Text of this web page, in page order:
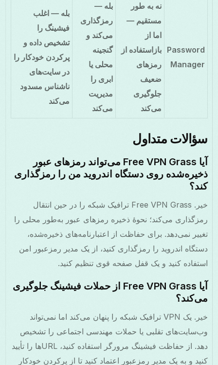
Password
Manager
نه به طور
مستقیم —
اما از
بازاستفاده از
رمزهای
ضعیف
جلوگیری
می‌کند
بله —
رمزگذاری
می‌کند و
گنجینه
محلی یا
ابری را
مدیریت
می‌کند
بله — اغلب
فیشینگ را
تشخیص داده و
پرکردن خودکار را
در سایت‌های
ناشناس مسدود
می‌کند
سؤالات متداول
آیا Free VPN Grass می‌تواند رمزهای عبور
ذخیره‌شده روی دستگاه اندروید من را رمزگذاری
کند؟
خیر. Free VPN Grass ترافیک شبکه را در حین انتقال
رمزگذاری می‌کند؛ نحوهٔ ذخیره رمزهای عبور به‌طور محلی را
تغییر نمی‌دهد. برای حفاظت از اعتبارنامه‌های ذخیره‌شده،
دستگاه اندروید را رمزگذاری کنید، از یک مدیر رمزعبور امن
استفاده کنید و یک قفل صفحه قوی تنظیم کنید.
آیا Free VPN Grass از حملات فیشینگ جلوگیری
می‌کند؟
خیر. یک VPN ترافیک شبکه را پنهان می‌کند اما نمی‌تواند
وب‌سایت‌های تقلبی یا حملات مهندسی اجتماعی را تشخیص
دهد. از حفاظت فیشینگ مرورگر استفاده کنید، URLها را تأیید
کنید و به یک مدیر رمزعبور اعتماد کنید تا از پرکردن خودکار